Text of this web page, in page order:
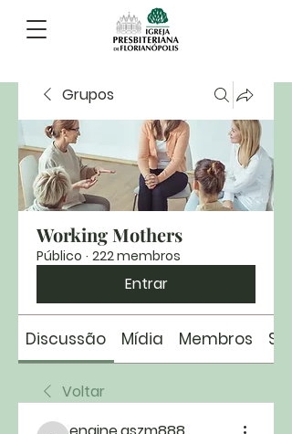
Grupos
Working Mothers
Público · 222 membros
Entrar
Discussão Mídia Membros
Voltar